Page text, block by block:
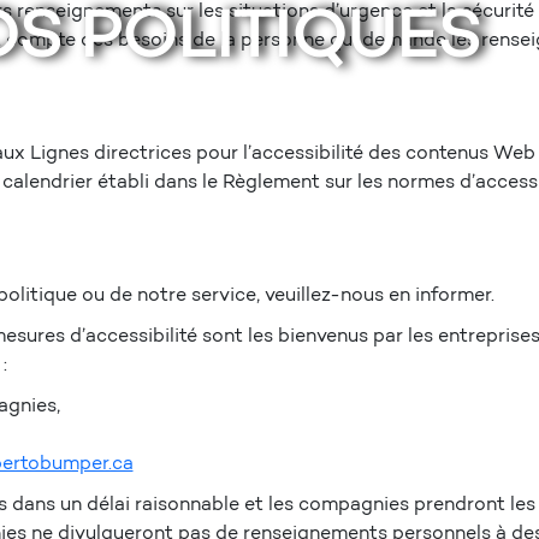
POLITIQUES
renseignements sur les situations d’urgence et la
des besoins de la personne qui demande les
Lignes directrices pour l’accessibilité des contenus
établi dans le Règlement sur les normes
ou de notre service, veuillez-nous en informer.
d’accessibilité sont les bienvenus par les
dans un délai raisonnable et les compagnies prendront
ne divulgueront pas de renseignements personnels à